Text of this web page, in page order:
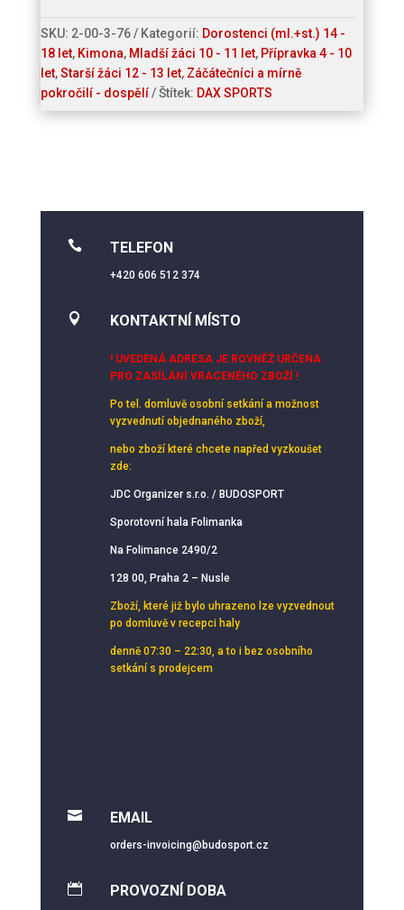
SKU: 2-00-3-76 Kategorií: Dorostenci (ml.+st.) 14 -
18 let, Kimona, Mladší žáci 10 - 11 let, Přípravka 4 - 10
let,Starší žáci 12 - 13 let, Záčátečníci a mírně
pokročilí - dospělí
Štítek: DAX SPORTS
 TELEFON
+420 606 512 374
 KONTAKTNÍ MÍSTO
! UVEDENÁ ADRESA JE ROVNĚŽ URČENA
PRO ZASÍLÁNÍ VRACENÉHO ZBOŽÍ !
Po tel. domluvě osobní setkání a možnost
vyzvednutí objednaného zboží,
nebo zboží které chcete napřed vyzkoušet
zde:
JDC Organizer s.r.o. / BUDOSPORT
Sporotovní hala Folimanka
Na Folimance 2490/2
128 00, Praha 2 – Nusle
Zboží, které již bylo uhrazeno lze vyzvednout
po domluvě v recepci haly
denně 07:30 – 22:30, a to i bez osobního
setkání s prodejcem
 EMAIL
orders-invoicing@budosport.cz
 PROVOZNÍ DOBA